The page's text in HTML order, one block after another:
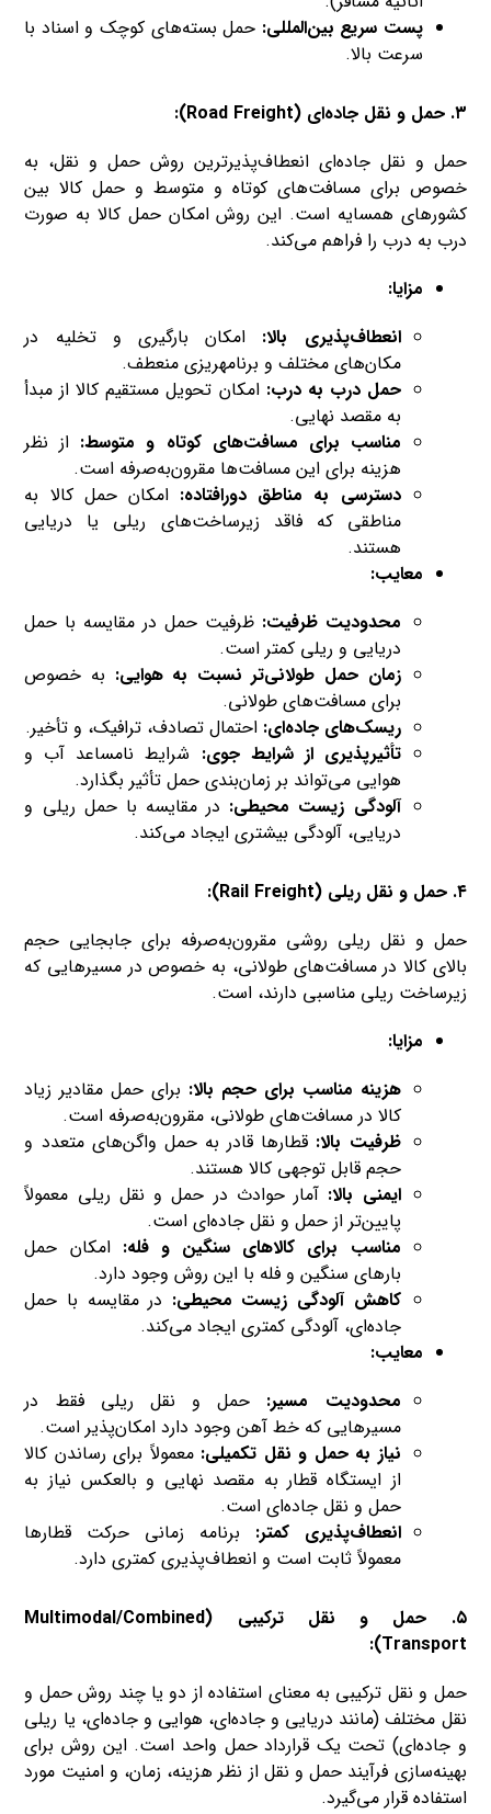
پست سریع بین‌المللی: حمل بسته‌های کوچک و اسناد با
سرعت بالا.
۳. حمل و نقل جاده‌ای (Road Freight):
حمل و نقل جاده‌ای انعطاف‌پذیرترین روش حمل و نقل، به
خصوص برای مسافت‌های کوتاه و متوسط و حمل کالا بین
کشورهای همسایه است. این روش امکان حمل کالا به صورت
درب به درب را فراهم می‌کند.
مزایا:
انعطاف‌پذیری بالا: امکان بارگیری و تخلیه در
مکان‌های مختلف و برنامه‎ریزی منعطف.
حمل درب به درب: امکان تحویل مستقیم کالا از مبدأ
به مقصد نهایی.
مناسب برای مسافت‌های کوتاه و متوسط: از نظر
هزینه برای این مسافت‌ها مقرون‌به‌صرفه است.
دسترسی به مناطق دورافتاده: امکان حمل کالا به
مناطقی که فاقد زیرساخت‌های ریلی یا دریایی
هستند.
معایب:
محدودیت ظرفیت: ظرفیت حمل در مقایسه با حمل
دریایی و ریلی کمتر است.
زمان حمل طولانی‌تر نسبت به هوایی: به خصوص
برای مسافت‌های طولانی.
ریسک‌های جاده‌ای: احتمال تصادف، ترافیک، و تأخیر.
تأثیرپذیری از شرایط جوی: شرایط نامساعد آب و
هوایی می‌تواند بر زمان‌بندی حمل تأثیر بگذارد.
آلودگی زیست محیطی: در مقایسه با حمل ریلی و
دریایی، آلودگی بیشتری ایجاد می‌کند.
۴. حمل و نقل ریلی (Rail Freight):
حمل و نقل ریلی روشی مقرون‌به‌صرفه برای جابجایی حجم
بالای کالا در مسافت‌های طولانی، به خصوص در مسیرهایی که
زیرساخت ریلی مناسبی دارند، است.
مزایا:
هزینه مناسب برای حجم بالا: برای حمل مقادیر زیاد
کالا در مسافت‌های طولانی، مقرون‌به‌صرفه است.
ظرفیت بالا: قطارها قادر به حمل واگن‌های متعدد و
حجم قابل توجهی کالا هستند.
ایمنی بالا: آمار حوادث در حمل و نقل ریلی معمولاً
پایین‌تر از حمل و نقل جاده‌ای است.
مناسب برای کالاهای سنگین و فله: امکان حمل
بارهای سنگین و فله با این روش وجود دارد.
کاهش آلودگی زیست محیطی: در مقایسه با حمل
جاده‌ای، آلودگی کمتری ایجاد می‌کند.
معایب:
محدودیت مسیر: حمل و نقل ریلی فقط در
مسیرهایی که خط آهن وجود دارد امکان‌پذیر است.
نیاز به حمل و نقل تکمیلی: معمولاً برای رساندن کالا
از ایستگاه قطار به مقصد نهایی و بالعکس نیاز به
حمل و نقل جاده‌ای است.
انعطاف‌پذیری کمتر: برنامه زمانی حرکت قطارها
معمولاً ثابت است و انعطاف‌پذیری کمتری دارد.
۵. حمل و نقل ترکیبی (Multimodal/Combined
Transport):
حمل و نقل ترکیبی به معنای استفاده از دو یا چند روش حمل و
نقل مختلف (مانند دریایی و جاده‌ای، هوایی و جاده‌ای، یا ریلی
و جاده‌ای) تحت یک قرارداد حمل واحد است. این روش برای
بهینه‌سازی فرآیند حمل و نقل از نظر هزینه، زمان، و امنیت مورد
استفاده قرار می‌گیرد.